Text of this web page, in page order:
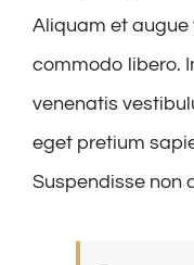
Aliquam et augue
commodo libero.
venenatis
eget pretium
Suspendisse non